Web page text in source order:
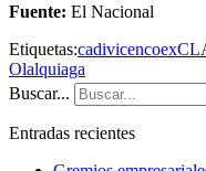
Fuente: El Nacional
Etiquetas:cadivicencoex
Olalquiaga
Buscar...
Entradas recientes